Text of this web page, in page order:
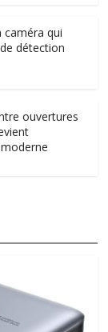
caméra qui
détection
ouvertures